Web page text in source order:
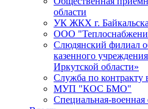
области
УК ЖКХ г. Байкальска
ООО
Слюдянский филиал
казенного
Иркутской области»
Служба по контракту
МУП "КОС БМО"
Специальная-военная